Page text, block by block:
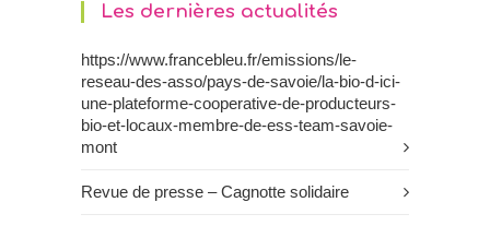
Les dernières actualités
https://www.francebleu.fr/emissions/le-
reseau-des-asso/pays-de-savoie/la-bio-d-ici-
une-plateforme-cooperative-de-producteurs-
bio-et-locaux-membre-de-ess-team-savoie-
mont
Revue de presse – Cagnotte solidaire